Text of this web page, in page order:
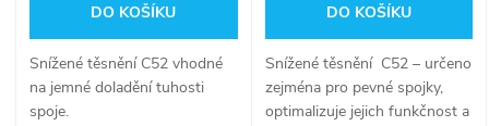
DO KOŠÍKU
Snížené těsnění C52 vhodné
na jemné doladění tuhosti
spoje.
DO KOŠÍKU
Snížené těsnění C52 – určeno
zejména pro pevné spojky,
optimalizuje jejich funkčnost a